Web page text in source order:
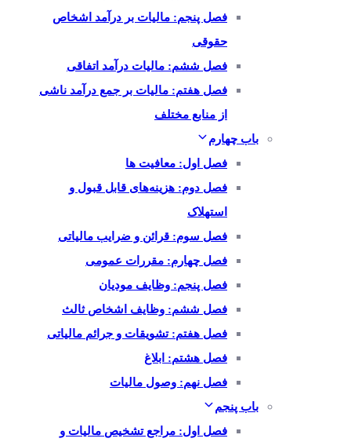
فصل پنجم: مالیات بر درآمد اشخاص
حقوقی
فصل ششم: مالیات درآمد اتفاقی
فصل هفتم: مالیات بر جمع درآمد ناشی
از منابع مختلف
باب چهارم
فصل اول: معافیت ها
فصل دوم: هزینه‌های قابل قبول و
استهلاک
فصل سوم: قرائن و ضرایب مالیاتی
فصل چهارم: مقررات عمومی
فصل پنجم: وظایف مودیان
فصل ششم: وظایف اشخاص ثالث
فصل هفتم: تشویقات و جرائم مالیاتی
فصل هشتم: ابلاغ
فصل نهم: وصول مالیات
باب پنجم
فصل اول: مراجع تشخیص مالیات و